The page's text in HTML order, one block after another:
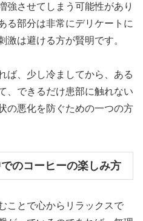
強させてしまう可能性があり
る部分は非常にデリケートに
激は避ける方が賢明です。
ば、少し冷ましてから、ある
、できるだけ患部に触れない
の悪化を防ぐための一つの方
のコーヒーの楽しみ方
ことで心からリラックスで